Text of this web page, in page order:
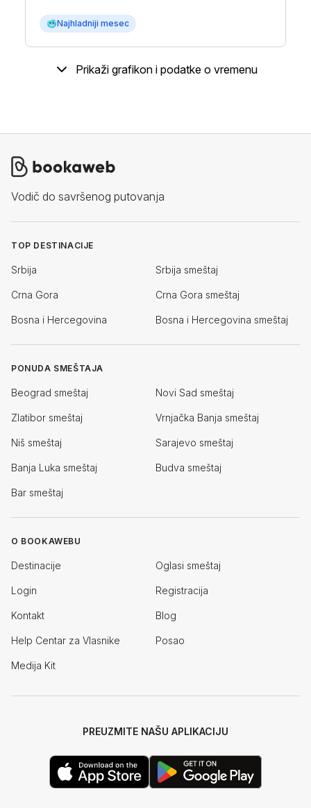
🥶Najhladniji mesec
Prikaži grafikon i podatke o vremenu
Vodič do savršenog putovanja
TOP DESTINACIJE
Srbija Srbija smeštaj
Crna Gora Crna Gora smeštaj
Bosna i Hercegovina Bosna i Hercegovina smeštaj
PONUDA SMEŠTAJA
Beograd smeštaj Novi Sad smeštaj
Zlatibor smeštaj Vrnjačka Banja smeštaj
Niš smeštaj Sarajevo smeštaj
Banja Luka smeštaj Budva smeštaj
Bar smeštaj
O BOOKAWEBU
Destinacije Oglasi smeštaj
Login Registracija
Kontakt Blog
Help Centar za Vlasnike Posao
Medija Kit
PREUZMITE NAŠU APLIKACIJU